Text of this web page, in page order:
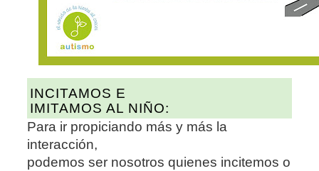
INCITAMOS E
IMITAMOS AL NIÑO:
Para ir propiciando más y más la
interacción,
podemos ser nosotros quienes incitemos o